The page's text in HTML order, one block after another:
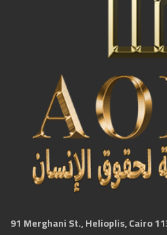
91 Merghani St., Helioplis, Cairo